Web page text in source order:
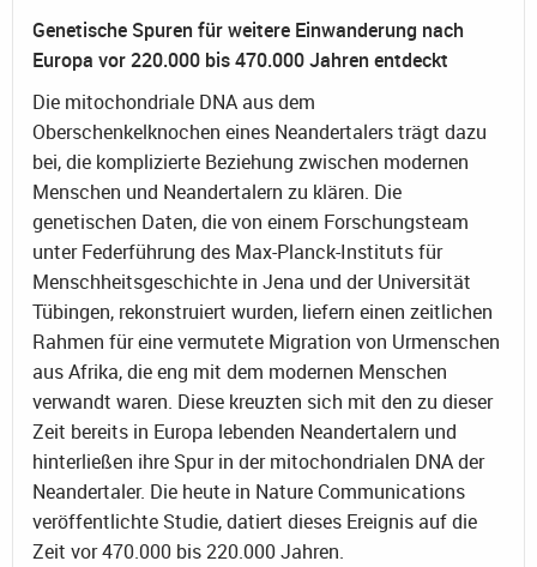
Genetische Spuren für weitere Einwanderung nach
Europa vor 220.000 bis 470.000 Jahren entdeckt
Die mitochondriale DNA aus dem
Oberschenkelknochen eines Neandertalers trägt dazu
bei, die komplizierte Beziehung zwischen modernen
Menschen und Neandertalern zu klären. Die
genetischen Daten, die von einem Forschungsteam
unter Federführung des Max-Planck-Instituts für
Menschheitsgeschichte in Jena und der Universität
Tübingen, rekonstruiert wurden, liefern einen zeitlichen
Rahmen für eine vermutete Migration von Urmenschen
aus Afrika, die eng mit dem modernen Menschen
verwandt waren. Diese kreuzten sich mit den zu dieser
Zeit bereits in Europa lebenden Neandertalern und
hinterließen ihre Spur in der mitochondrialen DNA der
Neandertaler. Die heute in Nature Communications
veröffentlichte Studie, datiert dieses Ereignis auf die
Zeit vor 470.000 bis 220.000 Jahren.